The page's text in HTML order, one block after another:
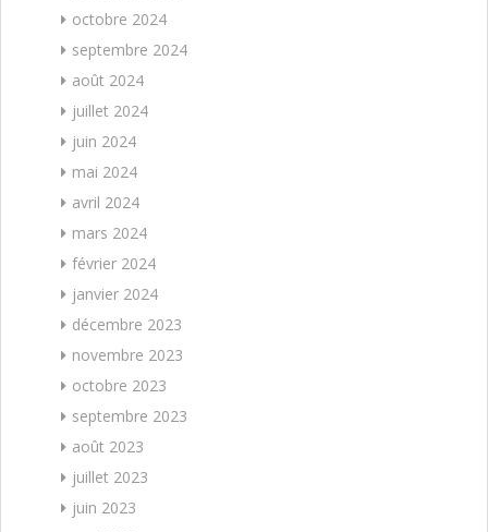
octobre 2024
septembre 2024
août 2024
juillet 2024
juin 2024
mai 2024
avril 2024
mars 2024
février 2024
janvier 2024
décembre 2023
novembre 2023
octobre 2023
septembre 2023
août 2023
juillet 2023
juin 2023